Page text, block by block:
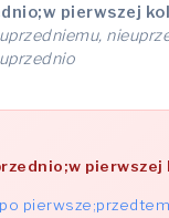
pierwszej
pierwszej